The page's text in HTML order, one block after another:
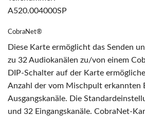
A520.004000SP
CobraNet®
Diese Karte ermöglicht das Senden
zu 32 Audiokanälen zu/von einem
DIP-Schalter auf der Karte
Anzahl der vom Mischpult erkannten
Ausgangskanäle. Die
und 32 Eingangskanäle. CobraNet-